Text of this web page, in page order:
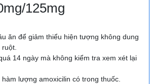
125mg
ăn để giảm thiểu hiện tượng không dung
ruột.
14 ngày mà không kiểm tra xem xét lại
lượng amoxicilin có trong thuốc.